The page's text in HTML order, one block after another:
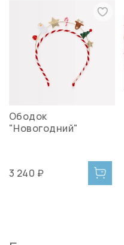
Ободок
"Новогодний"
3 240 ₽